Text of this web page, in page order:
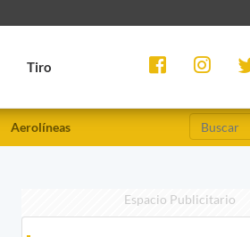
Tiro
Aerolíneas
Espacio Publicitario